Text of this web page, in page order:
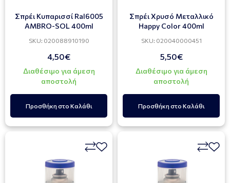
Σπρέι Κυπαρισσί Ral6005
AMBRO-SOL 400ml
SKU: 020088910190
4,50€
Διαθέσιμο για άμεση
αποστολή
Προσθήκη στο Καλάθι
Σπρέι Χρυσό Μεταλλικό
Happy Color 400ml
SKU: 020040000451
5,50€
Διαθέσιμο για άμεση
αποστολή
Προσθήκη στο Καλάθι